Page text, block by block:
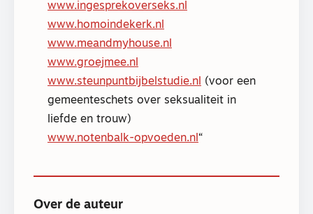
www.ingesprekoverseks.nl
www.homoindekerk.nl
www.meandmyhouse.nl
www.groejmee.nl
www.steunpuntbijbelstudie.nl
(voor een
gemeenteschets over seksualiteit in
liefde en trouw)
www.notenbalk-opvoeden.nl
Over de auteur